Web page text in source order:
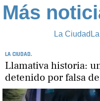
Más
La Ciudad
LA CIUDAD.
Llamativa historia:
detenido por falsa